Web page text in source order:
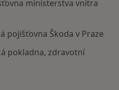
ministerstva vnitra
pojišťovna Škoda v Praze
pokladna, zdravotní